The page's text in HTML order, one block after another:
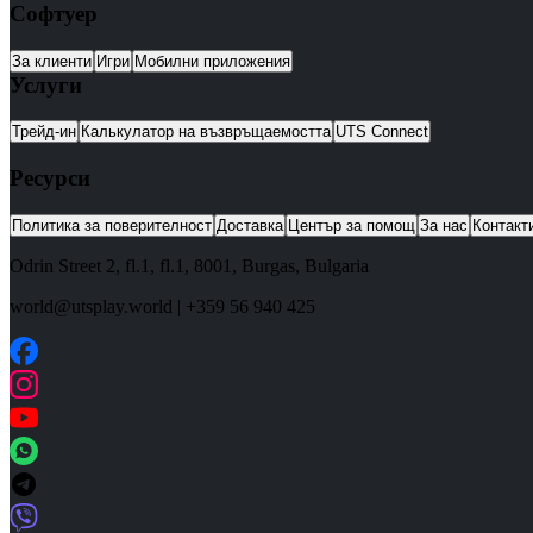
Софтуер
За клиенти Игри Мобилни приложения
Услуги
Трейд-ин Калькулатор на възвръщаемостта UTS Connect
Ресурси
Политика за поверителност Доставка Център за помощ За нас
Odrin Street 2, fl.1 , fl.1, 8001 , Burgas, Bulgaria
world@utsplay.world | +359 56 940 425